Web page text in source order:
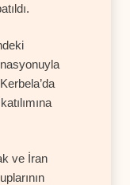
ve İran